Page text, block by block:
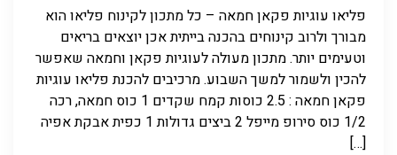
פליאו עוגיות פקאן חמאה – כל מתכון לקינוח פליאו הוא
מבורך ולרוב קינוחים בהכנה בייתית אכן יוצאים בריאים
וטעימים יותר. מתכון מעולה לעוגיות פקאן וחמאה שאפשר
להכין ולשמור למשך השבוע. מרכיבים להכנת פליאו עוגיות
פקאן חמאה : 2.5 כוסות קמח שקדים 1 כוס חמאה, רכה
1/2 כוס סירופ מייפל 2 ביצים גדולות 1 כפית אבקת אפיה
[…]